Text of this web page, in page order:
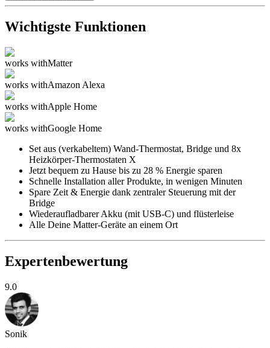
Wichtigste Funktionen
works withMatter
works withAmazon Alexa
works withApple Home
works withGoogle Home
Set aus (verkabeltem) Wand-Thermostat, Bridge und 8x
Heizkörper-Thermostaten X
Jetzt bequem zu Hause bis zu 28 % Energie sparen
Schnelle Installation aller Produkte, in wenigen Minuten
Spare Zeit & Energie dank zentraler Steuerung mit der
Bridge
Wiederaufladbarer Akku (mit USB-C) und flüsterleise
Alle Deine Matter-Geräte an einem Ort
Expertenbewertung
9.0
Sonik